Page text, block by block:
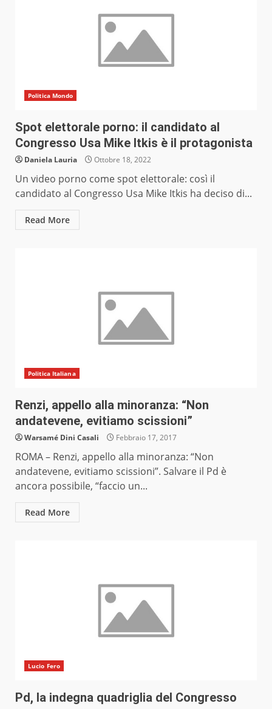
Politica Mondo
Spot elettorale porno: il candidato al
Congresso Usa Mike Itkis è il protagonista
Daniela Lauria Ottobre 18, 2022
Un video porno come spot elettorale: così il
candidato al Congresso Usa Mike Itkis ha deciso di...
Read More
Politica Italiana
Renzi, appello alla minoranza: “Non
andatevene, evitiamo scissioni”
Warsamé Dini Casali Febbraio 17, 2017
ROMA – Renzi, appello alla minoranza: “Non
andatevene, evitiamo scissioni”. Salvare il Pd è
ancora possibile, “faccio un...
Read More
Lucio Fero
Pd, la indegna quadriglia del Congresso